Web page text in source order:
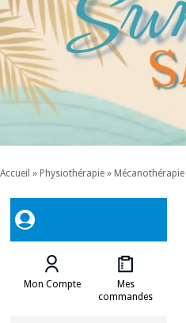
Accueil » Physiothérapie » Mécanothérapie
Mon Compte
Mes
commandes